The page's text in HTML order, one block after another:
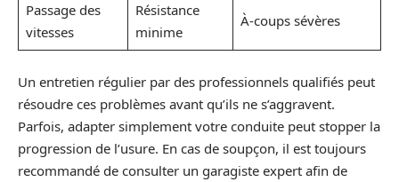
Passage des
vitesses
Résistance
minime
À-coups sévères
Un entretien régulier par des professionnels qualifiés peut
résoudre ces problèmes avant qu’ils ne s’aggravent.
Parfois, adapter simplement votre conduite peut stopper la
progression de l’usure. En cas de soupçon, il est toujours
recommandé de consulter un garagiste expert afin de